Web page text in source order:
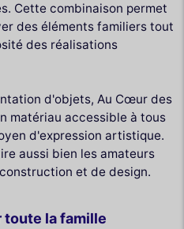
Cette combinaison permet
des éléments familiers tout
des réalisations
d'objets, Au Cœur des
matériau accessible à tous
d'expression artistique.
aussi bien les amateurs
et de design.
toute la famille